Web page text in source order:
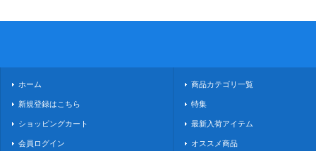
ホーム
新規登録はこちら
ショッピングカート
会員ログイン
商品カテゴリ一覧
特集
最新入荷アイテム
オススメ商品